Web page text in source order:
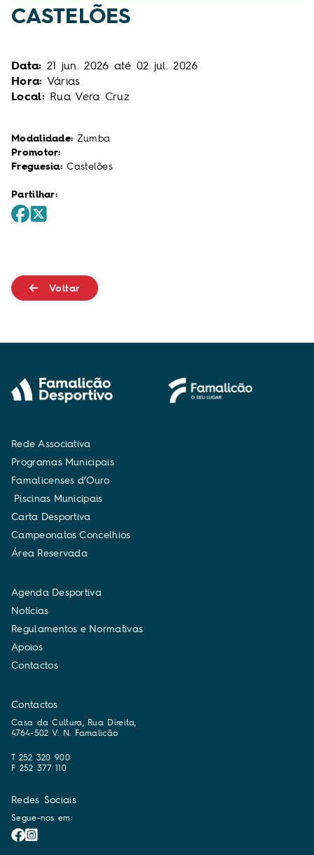
CASTELÕES
Data: 21 jun. 2026 até 02 jul. 2026
Hora: Várias
Local: Rua Vera Cruz
Modalidade: Zumba
Promotor:
Freguesia: Castelões
Partilhar:
Voltar
Rede Associativa
Programas Municipais
Famalicenses d’Ouro
Piscinas Municipais
Carta Desportiva
Campeonatos Concelhios
Área Reservada
Agenda Desportiva
Notícias
Regulamentos e Normativas
Apoios
Contactos
Contactos
Casa da Cultura, Rua Direita,
4764-502 V. N. Famalicão
T 252 320 900
F 252 377 110
Redes Sociais
Segue-nos em: